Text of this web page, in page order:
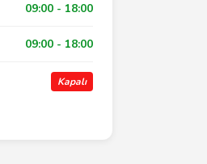
09:00 - 18:00
09:00 - 18:00
Kapalı